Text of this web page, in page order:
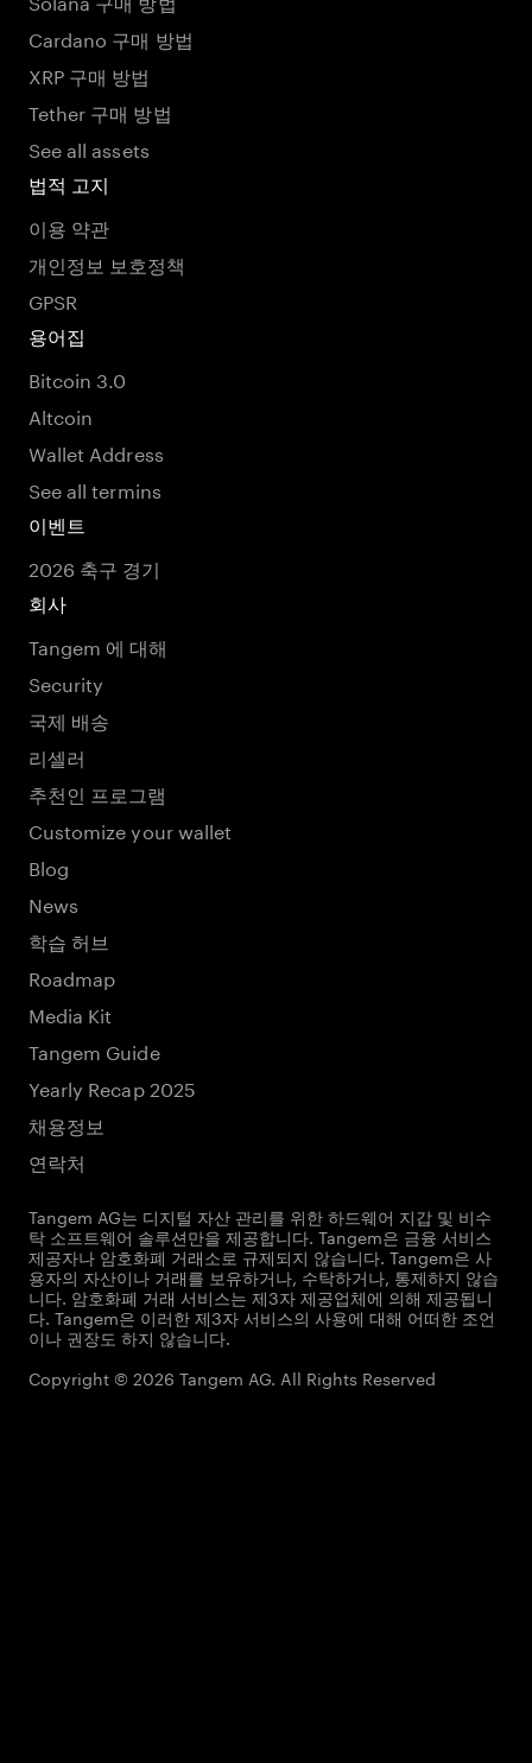
Cardano 구매 방법
XRP 구매 방법
Tether 구매 방법
See all assets
법적 고지
이용 약관
개인정보 보호정책
GPSR
용어집
Bitcoin 3.0
Altcoin
Wallet Address
See all termins
이벤트
2026 축구 경기
회사
Tangem 에 대해
Security
국제 배송
리셀러
추천인 프로그램
Customize your wallet
Blog
News
학습 허브
Roadmap
Media Kit
Tangem Guide
Yearly Recap 2025
채용정보
연락처
Tangem AG는 디지털 자산 관리를 위한 하드웨어 지갑 및 비수
탁 소프트웨어 솔루션만을 제공합니다. Tangem은 금융 서비스
제공자나 암호화폐 거래소로 규제되지 않습니다. Tangem은 사
용자의 자산이나 거래를 보유하거나, 수탁하거나, 통제하지 않습
니다. 암호화폐 거래 서비스는 제3자 제공업체에 의해 제공됩니
다. Tangem은 이러한 제3자 서비스의 사용에 대해 어떠한 조언
이나 권장도 하지 않습니다.